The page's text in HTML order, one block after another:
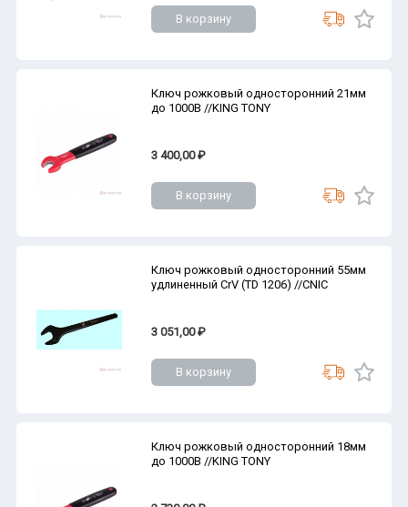
В корзину
Ключ рожковый односторонний 21мм
до 1000В //KING TONY
3 400,00 ₽
В корзину
Ключ рожковый односторонний 55мм
удлиненный CrV (TD 1206) //CNIC
3 051,00 ₽
В корзину
Ключ рожковый односторонний 18мм
до 1000В //KING TONY